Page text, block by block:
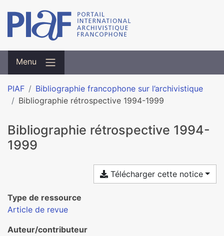
Menu
PIAF
Bibliographie francophone sur l’archivistique
Bibliographie rétrospective 1994-1999
Bibliographie rétrospective 1994-
1999
Télécharger cette notice
Type de ressource
Article de revue
Auteur/contributeur